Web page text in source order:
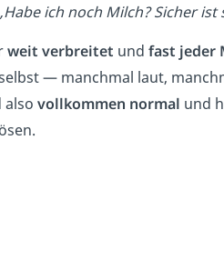
ich noch Milch? Sicher
weit verbreitet und fast jeder
— manchmal laut,
also vollkommen normal und